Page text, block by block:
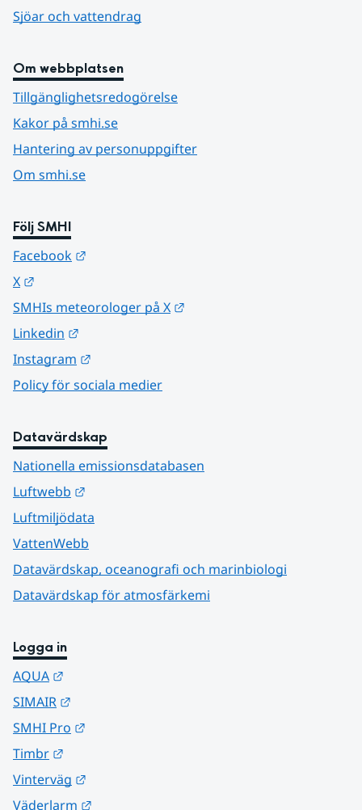
Sjöar och vattendrag
Om webbplatsen
Tillgänglighetsredogörelse
Kakor på smhi.se
Hantering av personuppgifter
Om smhi.se
Följ SMHI
Facebook
X
SMHIs meteorologer på X
Linkedin
Instagram
Policy för sociala medier
Datavärdskap
Nationella emissionsdatabasen
Luftwebb
Luftmiljödata
VattenWebb
Datavärdskap, oceanografi och marinbiologi
Datavärdskap för atmosfärkemi
Logga in
AQUA
SIMAIR
SMHI Pro
Timbr
Vinterväg
Väderlarm